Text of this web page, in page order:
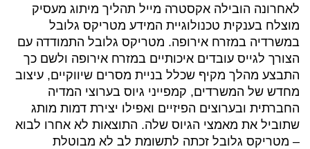
לאחרונה הובילה אקסטרה מייל תהליך מיתוג מעסיק
מוצלח בענקית טכנולוגיית המידע מטריקס גלובל
במשרדיה במזרח אירופה. מטריקס גלובל התמודדה עם
הצורך לגייס עובדים איכותיים במזרח אירופה ולשם כך
התבצע מהלך מקיף שכלל בניית מסרים שיווקיים, עיצוב
מחדש של המשרדים, קמפייני גיוס בערוצי המדיה
החברתית ובערוצים הפיזיים ואפילו יצירת דמות מותג
שתוביל את מאמצי הגיוס שלה. התוצאות לא אחרו לבוא
– מטריקס גלובל זכתה לתשומת לב לא מבוטלת